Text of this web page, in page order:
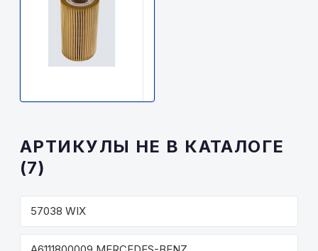
АРТИКУЛЫ НЕ В КАТАЛОГЕ
(7)
57038 WIX